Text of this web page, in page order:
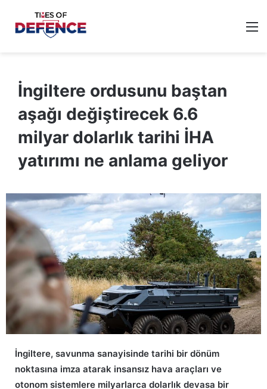
İngiltere ordusunu baştan
aşağı değiştirecek 6.6
milyar dolarlık tarihi İHA
yatırımı ne anlama geliyor
İngiltere, savunma sanayisinde tarihi bir dönüm
noktasına imza atarak insansız hava araçları ve
otonom sistemlere milyarlarca dolarlık devasa bir